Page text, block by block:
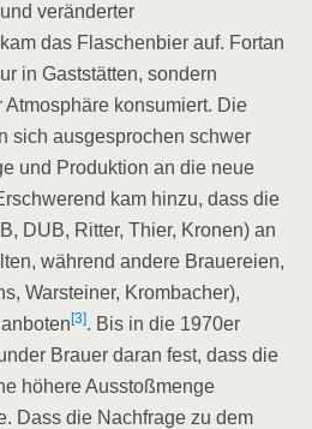
veränderter
das Flaschenbier auf. Fortan
in Gaststätten, sondern
konsumiert. Die
sich ausgesprochen schwer
und Produktion an die neue
kam hinzu, dass die
DUB, Ritter, Thier, Kronen) an
während andere Brauereien,
Warsteiner, Krombacher),
[3]. Bis in die 1970er
Brauer daran fest, dass die
höhere Ausstoßmenge
Dass die Nachfrage zu dem